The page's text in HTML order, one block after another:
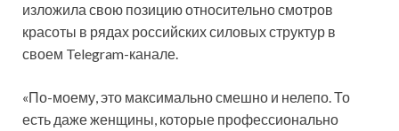
изложила свою позицию относительно смотров
красоты в рядах российских силовых структур в
своем Telegram-канале.
«По-моему, это максимально смешно и нелепо. То
есть даже женщины, которые профессионально